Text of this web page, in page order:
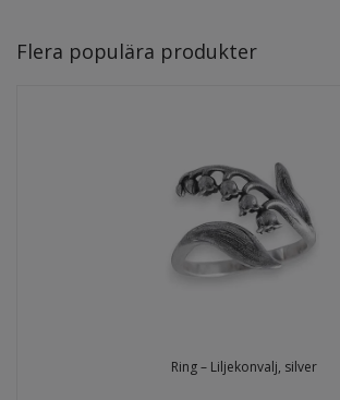
Flera populära produkter
Ring – Liljekonvalj, silver